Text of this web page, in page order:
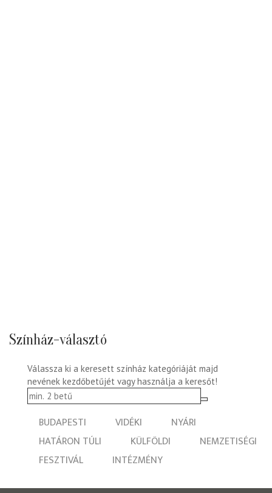
Színház-választó
Válassza ki a keresett színház kategóriáját majd
nevének kezdőbetűjét vagy használja a keresőt!
BUDAPESTI VIDÉKI
NYÁRI
HATÁRON TÚLI
KÜLFÖLDI
NEMZETISÉGI
FESZTIVÁL
INTÉZMÉNY